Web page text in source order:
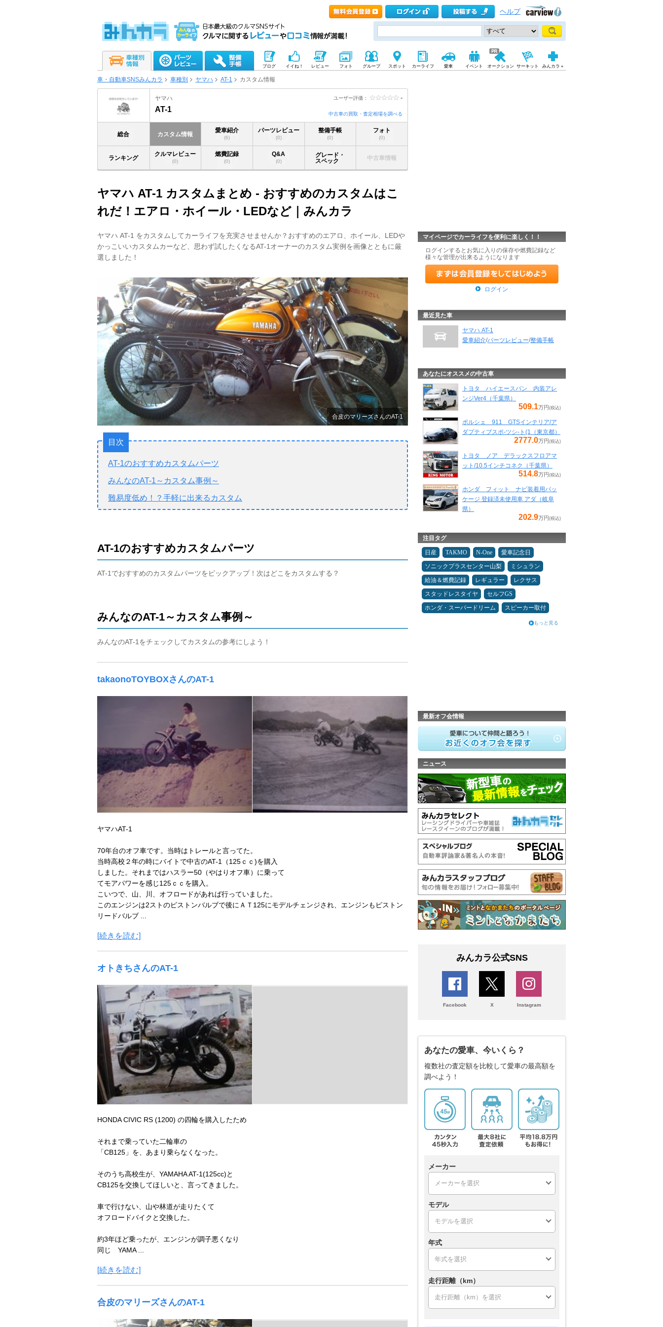
ヘルプ
ブログ イイね！ レビュー フォト グループ スポット カーライフ 愛車 イベント オークション サーキット みんカラ＋
車・自動車SNSみんカラ 車種別 ヤマハ AT-1 カスタム情報
ユーザー評価： -
ヤマハ
AT-1
中古車の買取・査定相場を調べる
総合 カスタム情報
愛車紹介
(6)
パーツレビュー
(0)
整備手帳
(0)
フォト
(0)
ランキング
クルマレビュー
(0)
燃費記録
(0)
Q&A
(0)
グレード・
スペック
中古車情報
ヤマハ AT-1 カスタムまとめ - おすすめのカスタムはこ
れだ！エアロ・ホイール・LEDなど｜みんカラ
ヤマハ AT-1 をカスタムしてカーライフを充実させませんか？おすすめのエアロ、ホイール、LEDや
かっこいいカスタムカーなど、思わず試したくなるAT-1オーナーのカスタム実例を画像とともに厳
選しました！
合皮のマリーズさんのAT-1
目次
AT-1のおすすめカスタムパーツ
みんなのAT-1～カスタム事例～
難易度低め！？手軽に出来るカスタム
AT-1のおすすめカスタムパーツ
AT-1でおすすめのカスタムパーツをピックアップ！次はどこをカスタムする？
みんなのAT-1～カスタム事例～
みんなのAT-1をチェックしてカスタムの参考にしよう！
takaonoTOYBOXさんのAT-1
ヤマハAT-1
70年台のオフ車です。当時はトレールと言ってた。
当時高校２年の時にバイトで中古のAT-1（125ｃｃ)を購入
しました。それまではハスラー50（やはりオフ車）に乗って
てモアパワーを感じ125ｃｃを購入。
こいつで、山、川、オフロードがあれば行っていました。
このエンジンは2ストのピストンバルブで後にＡＴ125にモデルチェンジされ、エンジンもピストン
リードバルブ ...
[続きを読む]
オトきちさんのAT-1
HONDA CIVIC RS (1200) の四輪を購入したため
それまで乗っていた二輪車の
「CB125」を、あまり乗らなくなった。
そのうち高校生が、YAMAHA AT-1(125cc)と
CB125を交換してほしいと、言ってきました。
車で行けない、山や林道が走りたくて
オフロードバイクと交換した。
約3年ほど乗ったが、エンジンが調子悪くなり
同じ YAMA ...
[続きを読む]
合皮のマリーズさんのAT-1
マイページでカーライフを便利に楽しく！！
ログインするとお気に入りの保存や燃費記録など
様々な管理が出来るようになります
ログイン
最近見た車
ヤマハ AT-1
愛車紹介/パーツレビュー/整備手帳
あなたにオススメの中古車
トヨタ ハイエースバン 内装アレ
ンジVer4（千葉県）
509.1万円 (税込)
ポルシェ 911 GTSインテリア/ア
ダプティブスポ-ツシ-ト(1（東京都）
2777.0万円 (税込)
トヨタ ノア デラックスフロアマ
ット/10.5インチコネク（千葉県）
514.8万円 (税込)
ホンダ フィット ナビ装着用パッ
ケージ 登録済未使用車 アダ（岐阜
県）
202.9万円 (税込)
注目タグ
日産 TAKMO N-One
愛車記念日
ソニックプラスセンター山梨
ミシュラン
給油＆燃費記録
レギュラー
レクサス
スタッドレスタイヤ
セルフGS
ホンダ・スーパードリーム
スピーカー取付
もっと見る
最新オフ会情報
ニュース
みんカラ公式SNS
Facebook X Instagram
あなたの愛車、今いくら？
複数社の査定額を比較して愛車の最高額を
調べよう！
メーカー
モデル
年式
走行距離（km）